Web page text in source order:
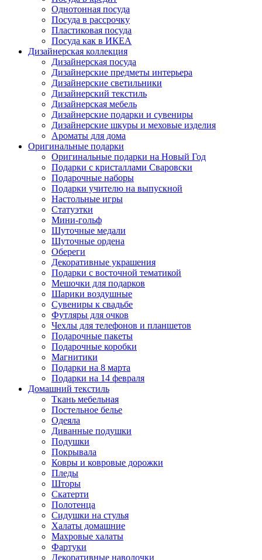
Однотонная посуда
Посуда в рассрочку
Пластиковая посуда
Посуда как в ИКЕА
Дизайнерская коллекция
Дизайнерская посуда
Дизайнерские предметы интерьера
Дизайнерские светильники
Дизайнерский текстиль
Дизайнерская мебель
Дизайнерские подарки и сувениры
Дизайнерские шкуры и меховые изделия
Ароматы для дома
Оригинальные подарки
Оригинальные подарки на Новый Год
Подарки с кристаллами Сваровски
Подарочные наборы
Подарки учителю на выпускной
Настольные игры
Статуэтки
Мини-гольф
Шуточные медали
Шуточные ордена
Обереги
Декоративные украшения
Подарки с восточной тематикой
Мешочки для подарков
Шарики воздушные
Сувениры к свадьбе
Футляры для очков
Чехлы для телефонов и планшетов
Подарочные пакеты
Подарочные коробки
Магнитики
Подарки на 8 марта
Подарки на 14 февраля
Домашний текстиль
Ткань мебельная
Постельное белье
Одеяла
Диванные подушки
Подушки
Покрывала
Ковры и ковровые дорожки
Пледы
Шторы
Скатерти
Полотенца
Сидушки на стулья
Халаты домашние
Махровые халаты
Фартуки
Декоративные наволочки